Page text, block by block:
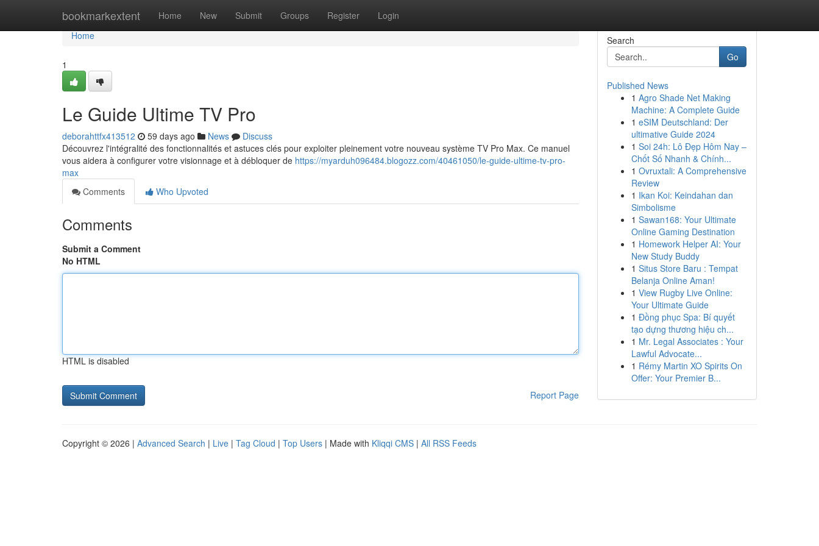
bookmarkextent Home New Submit Groups Register Login
Home
Home
1
Le Guide Ultime TV Pro
deborahttfx413512 59 days ago News
Discuss
Découvrez l'intégralité des fonctionnalités et astuces clés pour exploiter pleinement votre nouveau système TV Pro Max. Ce manuel
vous aidera à configurer votre visionnage et à débloquer de https://myarduh096484.blogozz.com/40461050/le-guide-ultime-tv-pro-
max
Comments
Who Upvoted
Comments
Submit a Comment
No HTML
HTML is disabled
Report Page
Search
Go
Published News
1 Agro Shade Net Making
Machine: A Complete Guide
1 eSIM Deutschland: Der
ultimative Guide 2024
1 Soi 24h: Lô Đẹp Hôm Nay –
Chốt Số Nhanh & Chính...
1 Ovruxtali: A Comprehensive
Review
1 Ikan Koi: Keindahan dan
Simbolisme
1 Sawan168: Your Ultimate
Online Gaming Destination
1 Homework Helper AI: Your
New Study Buddy
1 Situs Store Baru : Tempat
Belanja Online Aman!
1 View Rugby Live Online:
Your Ultimate Guide
1 Đồng phục Spa: Bí quyết
tạo dựng thương hiệu ch...
1 Mr. Legal Associates : Your
Lawful Advocate...
1 Rémy Martin XO Spirits On
Offer: Your Premier B...
Copyright © 2026 | Advanced Search | Live | Tag Cloud | Top Users | Made with Kliqqi CMS | All RSS Feeds